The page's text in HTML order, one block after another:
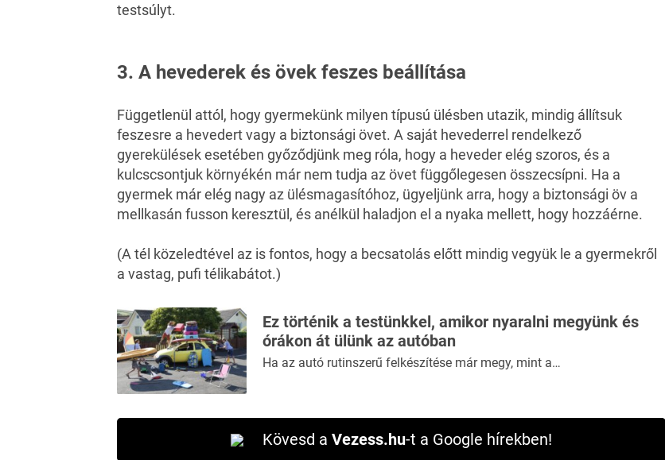
testsúlyt.
3. A hevederek és övek feszes beállítása
Függetlenül attól, hogy gyermekünk milyen típusú ülésben utazik, mindig állítsuk
feszesre a hevedert vagy a biztonsági övet. A saját hevederrel rendelkező
gyerekülések esetében győződjünk meg róla, hogy a heveder elég szoros, és a
kulcscsontjuk környékén már nem tudja az övet függőlegesen összecsípni. Ha a
gyermek már elég nagy az ülésmagasítóhoz, ügyeljünk arra, hogy a biztonsági öv a
mellkasán fusson keresztül, és anélkül haladjon el a nyaka mellett, hogy hozzáérne.
(A tél közeledtével az is fontos, hogy a becsatolás előtt mindig vegyük le a gyermekről
a vastag, pufi télikabátot.)
Ez történik a testünkkel, amikor nyaralni megyünk és
órákon át ülünk az autóban
Ha az autó rutinszerű felkészítése már megy, mint a…
Kövesd a Vezess.hu-t a Google hírekben!